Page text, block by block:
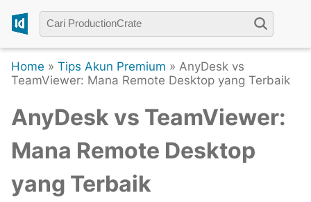
Home » Tips Akun Premium » AnyDesk vs
TeamViewer: Mana Remote Desktop yang Terbaik
AnyDesk vs TeamViewer:
Mana Remote Desktop
yang Terbaik